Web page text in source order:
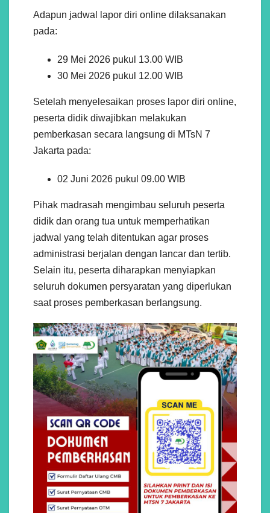
Adapun jadwal lapor diri online dilaksanakan
pada:
29 Mei 2026 pukul 13.00 WIB
30 Mei 2026 pukul 12.00 WIB
Setelah menyelesaikan proses lapor diri online,
peserta didik diwajibkan melakukan
pemberkasan secara langsung di MTsN 7
Jakarta pada:
02 Juni 2026 pukul 09.00 WIB
Pihak madrasah mengimbau seluruh peserta
didik dan orang tua untuk memperhatikan
jadwal yang telah ditentukan agar proses
administrasi berjalan dengan lancar dan tertib.
Selain itu, peserta diharapkan menyiapkan
seluruh dokumen persyaratan yang diperlukan
saat proses pemberkasan berlangsung.